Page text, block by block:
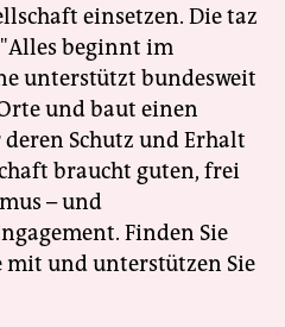
einsetzen. Die taz
beginnt im
unterstützt bundesweit
und baut einen
Schutz und Erhalt
braucht guten, frei
– und
Finden Sie
mit und unterstützen Sie